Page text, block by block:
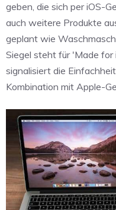
geben, die sich per iOS-
auch weitere Produkte
geplant wie
Siegel steht für 'Made for
signalisiert die
Kombination mit Apple-